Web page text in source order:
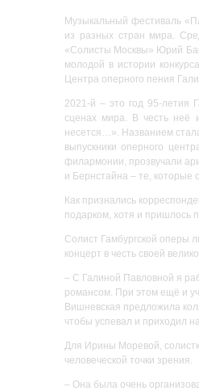
Музыкальный фестиваль
из разных стран мира.
«Солисты Москвы» Юрий
молодой в истории
Центра оперного пения
2021-й – это год 95-летия
сценах мира. В честь неё
несется…». Названием
выпускники оперного
филармонии, прозвучали
и Бернстайна – те, которые
Как признались
подарком, хотя и пришлось
Солист Гамбургской оперы
концерт в честь своей
– С Галиной Павловной я
романсом. При этом ещё и
Вишневская предложила
чтобы успевал и приходил
Для Ирины Моревой,
человеческой точки зрения.
– Она была очень